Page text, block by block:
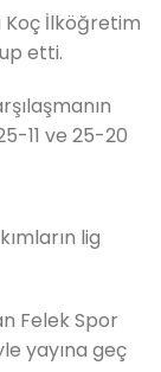
Koç İlköğretim
etti.
11 ve 25-20
lig
Felek Spor
yayına geç